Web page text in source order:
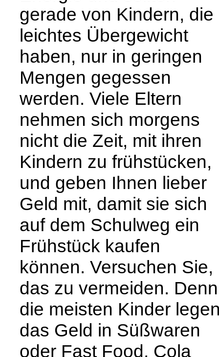
gerade von Kindern, die
leichtes Übergewicht
haben, nur in geringen
Mengen gegessen
werden. Viele Eltern
nehmen sich morgens
nicht die Zeit, mit ihren
Kindern zu frühstücken,
und geben Ihnen lieber
Geld mit, damit sie sich
auf dem Schulweg ein
Frühstück kaufen
können. Versuchen Sie,
das zu vermeiden. Denn
die meisten Kinder
das Geld in Süßwaren
oder Fast Food, Cola